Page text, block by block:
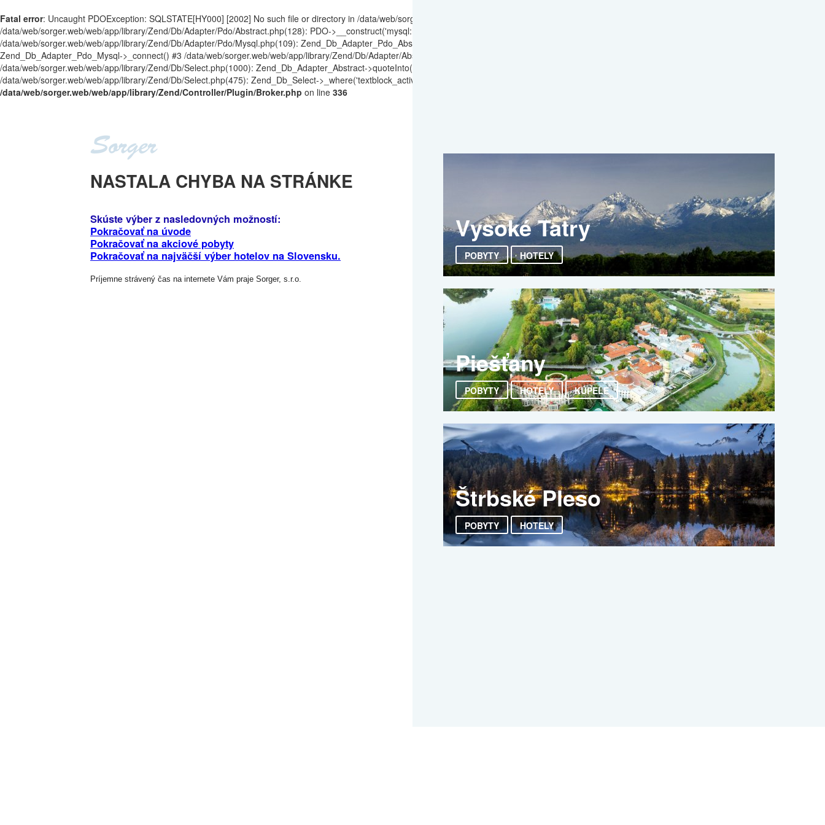
Fatal error: Uncaught PDOException: SQLSTATE[HY000] [2002] No such file or directory in /data/web/sorger.web/web/app/library/Zend/Db/Adapter/Pdo/Abstract.php:128 Stack trace: #0
/data/web/sorger.web/web/app/library/Zend/Db/Adapter/Pdo/Abstract.php(128): PDO->__construct('mysql:host=loca...', 'prodsorger', '111111111111111...', Array) #1
/data/web/sorger.web/web/app/library/Zend/Db/Adapter/Pdo/Mysql.php(109): Zend_Db_Adapter_Pdo_Abstract->_connect() #2 /data/web/sorger.web/web/app/library/Zend/Db/Adapter/Abstract.php(920):
Zend_Db_Adapter_Pdo_Mysql->_connect() #3 /data/web/sorger.web/web/app/library/Zend/Db/Adapter/Abstract.php(990): Zend_Db_Adapter_Abstract->quote('/pl|right-top', NULL) #4
/data/web/sorger.web/web/app/library/Zend/Db/Select.php(1000): Zend_Db_Adapter_Abstract->quoteInto('textblock_activ...', '/pl|right-top', NULL) #5
/data/web/sorger.web/web/app/library/Zend/Db/Select.php(475): Zend_Db_Select->_where('textblock_activ...', '/pl|right-top', NULL, true) #6 /data/web/sorger.web/web/app/library/Matj/Model.php( in
/data/web/sorger.web/web/app/library/Zend/Controller/Plugin/Broker.php on line 336
NASTALA CHYBA NA STRÁNKE
Skúste výber z nasledovných možností:
Pokračovať na úvode
Pokračovať na akciové pobyty
Pokračovať na najväčší výber hotelov na Slovensku.
Príjemne strávený čas na internete Vám praje Sorger, s.r.o.
Vysoké Tatry
POBYTY HOTELY
Piešťany
POBYTY HOTELY KÚPELE
Štrbské Pleso
POBYTY HOTELY